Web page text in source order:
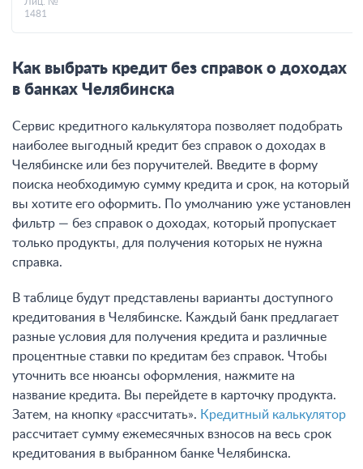
1481
Как выбрать кредит без справок о доходах
в банках Челябинска
Сервис кредитного калькулятора позволяет подобрать
наиболее выгодный кредит без справок о доходах в
Челябинске или без поручителей. Введите в форму
поиска необходимую сумму кредита и срок, на который
вы хотите его оформить. По умолчанию уже установлен
фильтр — без справок о доходах, который пропускает
только продукты, для получения которых не нужна
справка.
В таблице будут представлены варианты доступного
кредитования в Челябинске. Каждый банк предлагает
разные условия для получения кредита и различные
процентные ставки по кредитам без справок. Чтобы
уточнить все нюансы оформления, нажмите на
название кредита. Вы перейдете в карточку продукта.
Затем, на кнопку «рассчитать». Кредитный калькулятор
рассчитает сумму ежемесячных взносов на весь срок
кредитования в выбранном банке Челябинска.